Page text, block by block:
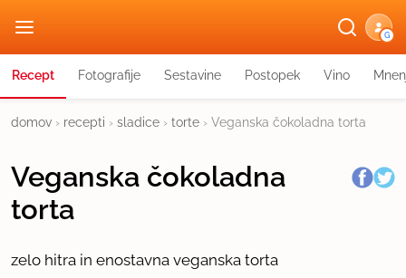
G
Recept Fotografije Sestavine Postopek Vino
domov › recepti › sladice › torte › Veganska čokoladna torta
Veganska čokoladna
torta
zelo hitra in enostavna veganska torta